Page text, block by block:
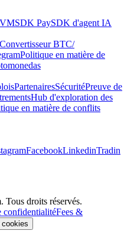
SDK PaySDK d'agent IA
Convertisseur BTC/
Politique en matière de
PartenairesSécuritéPreuve de
Hub d'exploration des
en matière de conflits
FacebookLinkedinTradin
droits réservés.
confidentialitéFees &
cookies